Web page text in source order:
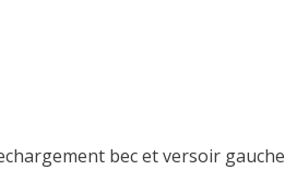
bec et versoir gauche